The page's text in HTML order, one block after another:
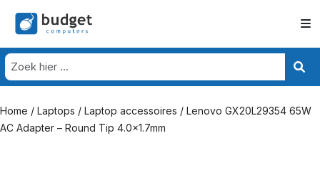
Home / Laptops / Laptop accessoires / Lenovo GX20L29354 65W
AC Adapter – Round Tip 4.0×1.7mm